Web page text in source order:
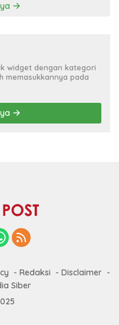
widget dengan kategori
memasukkannya pada
Redaksi
Disclaimer
Siber